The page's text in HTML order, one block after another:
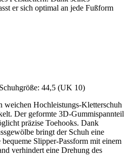
er sich optimal an jede Fußform
Schuhgröße: 44,5 (UK 10)
Hochleistungs-Kletterschuh
Der geformte 3D-Gummispannteil
präzise Toehooks. Dank
bringt der Schuh eine
Slipper-Passform mit einem
verhindert eine Drehung des